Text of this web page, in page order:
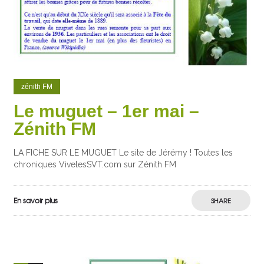
zénith FM
Le muguet – 1er mai –
Zénith FM
LA FICHE SUR LE MUGUET Le site de Jérémy ! Toutes les
chroniques VivelesSVT.com sur Zénith FM
En savoir plus SHARE